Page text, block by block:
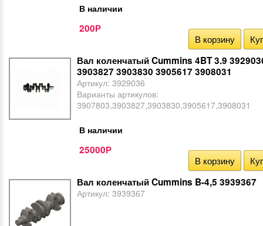
В наличии
200Р
В корзину
Вал коленчатый Cummins 4BT 3.9
3903827 3903830 3905617 3908031
Артикул: 3929036
Варианты артикулов:
3907803,3903827,3903830,3905617,3908031
В наличии
25000Р
В корзину
Вал коленчатый Cummins B-4,5 3939367
Артикул: 3939367